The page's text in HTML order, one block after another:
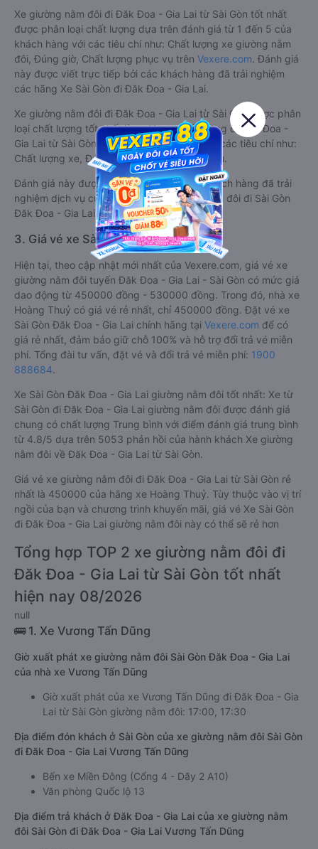
Xe giường nằm đôi đi Đăk Đoa - Gia Lai từ Sài Gòn tốt nhất
được phân loại chất lượng dựa trên đánh giá từ 1 đến 5 của
khách hàng với các tiêu chí như: Chất lượng xe giường nằm
đôi, Đúng giờ, Chất lượng phục vụ trên Vexere.com. Đánh giá
này được viết trực tiếp bởi các khách hàng đã trải nghiệm
các hãng Xe Sài Gòn đi Đăk Đoa - Gia Lai.
Xe giường nằm đôi đi Đăk Đoa - Gia Lai từ Sài Gòn được phân
loại chất lượng tốt nhất là xe Vương Tấn Dũng đi Đăk Đoa -
Gia Lai từ Sài Gòn đạt 4.8 / 5 điểm dựa trên các tiêu chí như:
Chất lượng xe, Đúng giờ, Chất lượng phục vụ.
Đánh giá này được viết trực tiếp bởi các khách hàng đã trải
nghiệm dịch vụ của các hãng xe giường nằm đôi đi Sài Gòn
Đăk Đoa - Gia Lai .
3. Giá vé xe Sài Gòn Đăk Đoa - Gia Lai
Hiện tại, theo cập nhật mới nhất của Vexere.com, giá vé xe
giường nằm đôi tuyến Đăk Đoa - Gia Lai - Sài Gòn có mức giá
dao động từ 450000 đồng - 530000 đồng. Trong đó, nhà xe
Hoàng Thuỷ có giá vé rẻ nhất, chỉ 450000 đồng. Đặt vé xe
Sài Gòn Đăk Đoa - Gia Lai chính hãng tại Vexere.com để có
giá rẻ nhất, đảm bảo giữ chỗ 100% và hỗ trợ đổi trả vé miễn
phí. Tổng đài tư vấn, đặt vé và đổi trả vé miễn phí: 1900
888684.
Xe Sài Gòn Đăk Đoa - Gia Lai giường nằm đôi tốt nhất: Xe từ
Sài Gòn đi Đăk Đoa - Gia Lai giường nằm đôi được đánh giá
chung có chất lượng Trung bình với điểm đánh giá trung bình
từ 4.8/5 dựa trên 5053 phản hồi của hành khách Xe giường
nằm đôi về Đăk Đoa - Gia Lai từ Sài Gòn.
Giá vé xe giường nằm đôi đi Đăk Đoa - Gia Lai từ Sài Gòn rẻ
nhất là 450000 của hãng xe Hoàng Thuỷ. Tùy thuộc vào vị trí
ngồi của bạn và chương trình khuyến mãi, giá vé Xe Sài Gòn
đi Đăk Đoa - Gia Lai giường nằm đôi này có thể sẽ rẻ hơn
Tổng hợp TOP 2 xe giường nằm đôi đi
Đăk Đoa - Gia Lai từ Sài Gòn tốt nhất
hiện nay 08/2026
null
🚌 1. Xe Vương Tấn Dũng
Giờ xuất phát xe giường nằm đôi Sài Gòn Đăk Đoa - Gia Lai
của nhà xe Vương Tấn Dũng
Giờ xuất phát của xe Vương Tấn Dũng đi Đăk Đoa - Gia
Lai từ Sài Gòn giường nằm đôi: 17:00, 17:30
Địa điểm đón khách ở Sài Gòn của xe giường nằm đôi Sài Gòn
đi Đăk Đoa - Gia Lai Vương Tấn Dũng
Bến xe Miền Đông (Cổng 4 - Dãy 2 A10)
Văn phòng Quốc lộ 13
Địa điểm trả khách ở Đăk Đoa - Gia Lai của xe giường nằm
đôi Sài Gòn đi Đăk Đoa - Gia Lai Vương Tấn Dũng